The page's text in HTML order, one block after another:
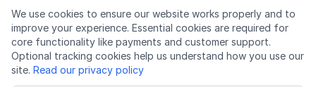
We use cookies to ensure our website works properly and to
improve your experience. Essential cookies are required for
core functionality like payments and customer support.
Optional tracking cookies help us understand how you use our
site. Read our privacy policy
FacebookInstagram
YoutubeLinkedIn